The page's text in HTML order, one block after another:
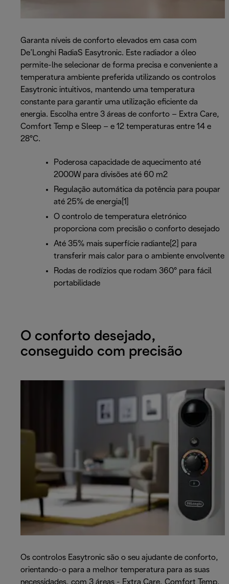
Garanta níveis de conforto elevados em casa com
De’Longhi RadiaS Easytronic. Este radiador a óleo
permite-lhe selecionar de forma precisa e conveniente a
temperatura ambiente preferida utilizando os controlos
Easytronic intuitivos, mantendo uma temperatura
constante para garantir uma utilização eficiente da
energia. Escolha entre 3 áreas de conforto – Extra Care,
Comfort Temp e Sleep – e 12 temperaturas entre 14 e
28°C.
Poderosa capacidade de aquecimento até
2000W para divisões até 60 m2
Regulação automática da potência para poupar
até 25% de energia[1]
O controlo de temperatura eletrónico
proporciona com precisão o conforto desejado
Até 35% mais superfície radiante[2] para
transferir mais calor para o ambiente envolvente
Rodas de rodízios que rodam 360° para fácil
portabilidade
O conforto desejado,
conseguido com precisão
Os controlos Easytronic são o seu ajudante de conforto,
orientando-o para a melhor temperatura para as suas
necessidades, com 3 áreas - Extra Care, Comfort Temp,